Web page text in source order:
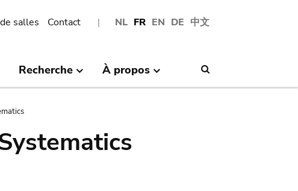
NL FR EN DE 中文
salles Contact
Recherche À propos